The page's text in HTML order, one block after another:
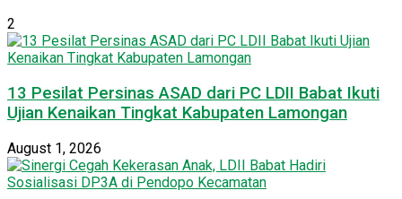
2
13 Pesilat Persinas ASAD dari PC LDII Babat Ikuti
Ujian Kenaikan Tingkat Kabupaten Lamongan
August 1, 2026